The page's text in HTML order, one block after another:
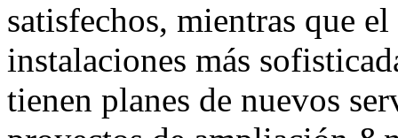
satisfechos, mientras que
instalaciones más
tienen planes de nuevos